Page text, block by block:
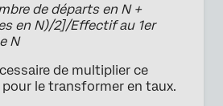
de départs en N +
en N)/2]/Effectif au 1er
N
de multiplier ce
le transformer en taux.